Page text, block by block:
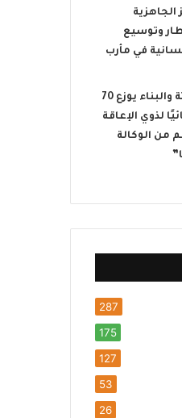
الجاهزية
وتوسيع
في مأرب
منتدى الإغاثة والبناء يوزع 70
لذوي الإعاقة
من الوكالة
287
175
127
53
26